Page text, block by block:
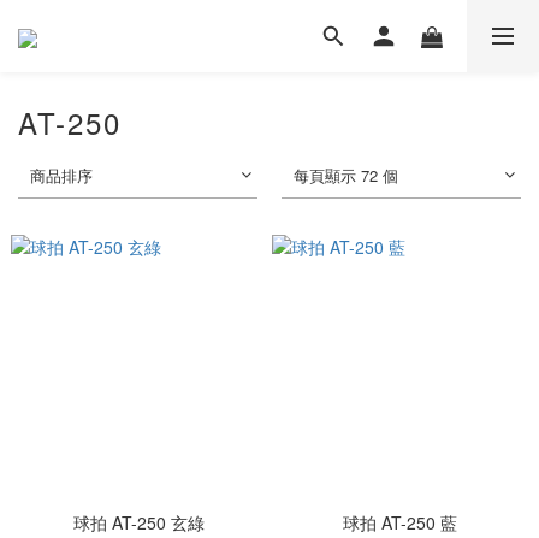
AT-250
商品排序 每頁顯示 72 個
球拍 AT-250 玄綠 球拍 AT-250 藍